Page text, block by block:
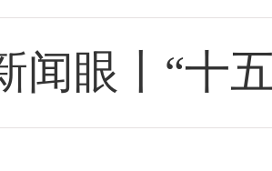
闻眼丨“十